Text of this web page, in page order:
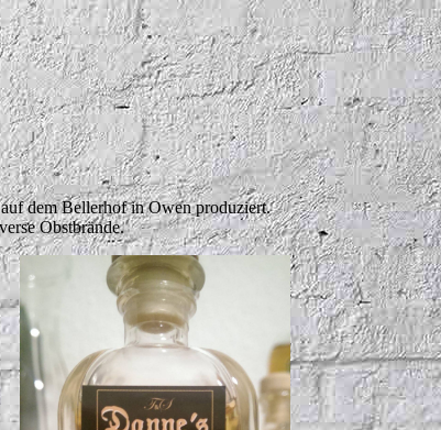
dem Bellerhof in Owen produziert.
Obstbrände.